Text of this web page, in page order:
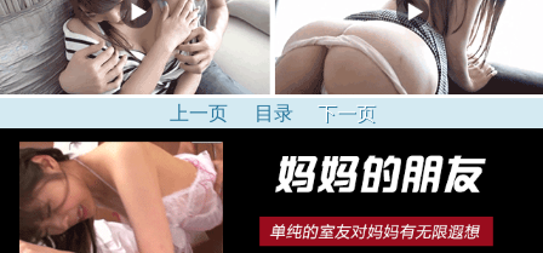
上一页 目录 下一页